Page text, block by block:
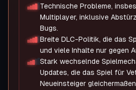
Technische Probleme,
Multiplayer, inklusive
Bugs.
Breite DLC-Politik, die das
und viele Inhalte nur gegen
Stark wechselnde
Updates, die das Spiel für
Neueinsteiger